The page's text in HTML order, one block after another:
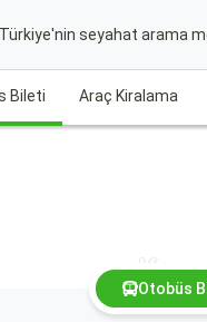
seyahat arama
Bileti Araç Kiralama
Otobüs